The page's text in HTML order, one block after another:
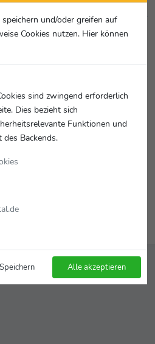
Wasserball
Water Polo
Participating Teams
Water Polo Championship
Eindhoven 2024 - Information Kit
Biographies can be found under
drive.google.com/drive/folders/1achI
und/oder greifen auf
Cookies nutzen. Hier können
sind zwingend erforderlich
Dies bezieht sich
Funktionen und
Backends.
Alle akzeptieren